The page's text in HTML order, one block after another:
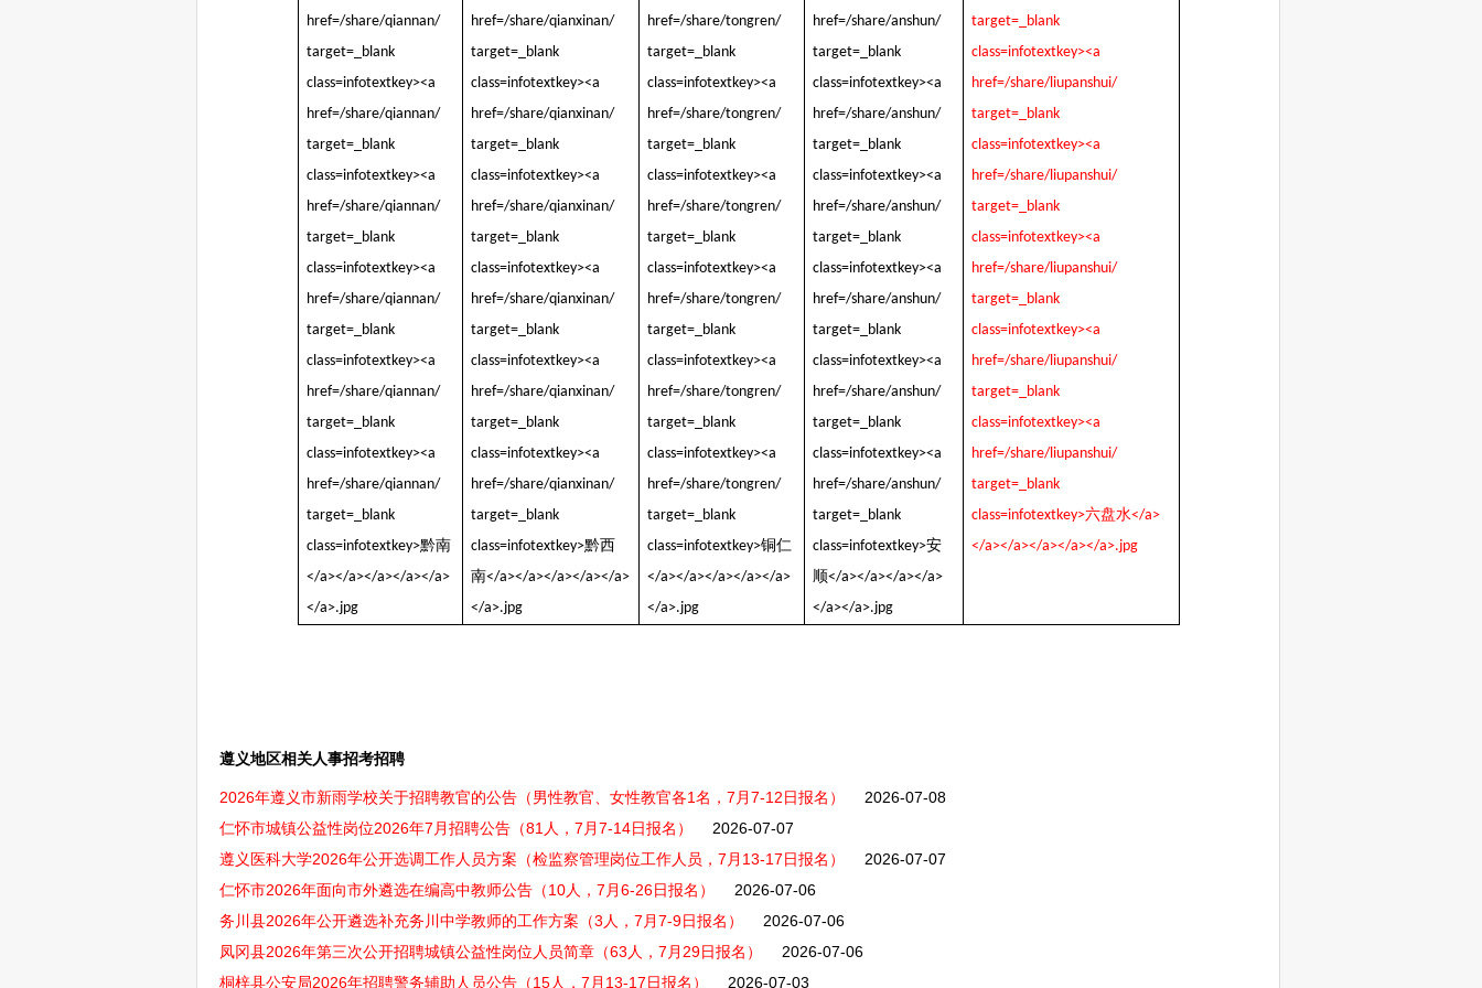
遵义地区相关人事招考招聘
2026年遵义市新雨学校关于招聘教官的公告（男性教官、女性教官各1名，7月7-12日报名）
2026-07-08
仁怀市城镇公益性岗位2026年7月招聘公告（81人，7月7-14日报名）
2026-07-07
遵义医科大学2026年公开选调工作人员方案（检监察管理岗位工作人员，7月13-17日报名）
2026-07-07
仁怀市2026年面向市外遴选在编高中教师公告（10人，7月6-26日报名）
2026-07-06
务川县2026年公开遴选补充务川中学教师的工作方案（3人，7月7-9日报名）
2026-07-06
凤冈县2026年第三次公开招聘城镇公益性岗位人员简章（63人，7月29日报名）
2026-07-06
桐梓县公安局2026年招聘警务辅助人员公告（15人，7月13-17日报名）
2026-07-03